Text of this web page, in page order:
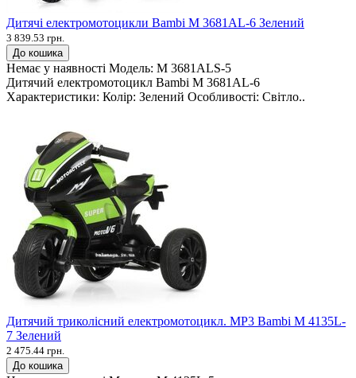
Дитячі електромотоцикли Bambi M 3681AL-6 Зелений
3 839.53 грн.
До кошика
Немає у наявності Модель: M 3681ALS-5
Дитячий електромотоцикл Bambi M 3681AL-6
Характеристики: Колір: Зелений Особливості: Світло..
Дитячий триколісний електромотоцикл. MP3 Bambi M 4135L-
7 Зелений
2 475.44 грн.
До кошика